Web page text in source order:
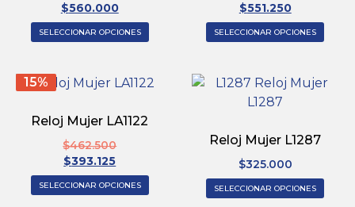
$560.000
SELECCIONAR OPCIONES
$551.250
SELECCIONAR OPCIONES
15%
Reloj Mujer LA1122
$462.500
$393.125
SELECCIONAR OPCIONES
Reloj Mujer L1287
$325.000
SELECCIONAR OPCIONES